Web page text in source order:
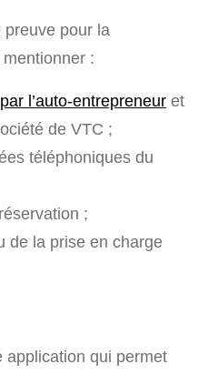
pour la
:
l’auto-entrepreneur et
de VTC ;
téléphoniques du
;
de la prise en charge
application qui permet